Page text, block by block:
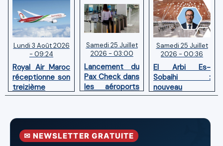
Lundi 3 Août 2026
- 09:24
Royal Air Maroc
réceptionne son
treizième
Boeing 787
Samedi 25 Juillet
2026 - 03:00
Lancement du
Pax Check dans
les aéroports
du Maroc
Samedi 25 Juillet
2026 - 00:36
El Arbi Es-
Sobaihi :
nouveau
directeur à la
l’Aéroport
Mohammed V
✉ NEWSLETTER GRATUITE